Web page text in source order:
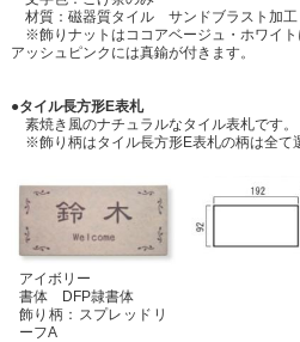
材質：磁器質タイル サンドブラスト加工
※飾りナットはココアベージュ・ホワイト
アッシュピンクには真鍮が付きます。
●タイル長方形E表札
素焼き風のナチュラルなタイル表札です。
※飾り柄はタイル長方形E表札の柄は全て
アイボリー
書体 DFP隷書体
飾り柄：スプレッドリ
ーフA